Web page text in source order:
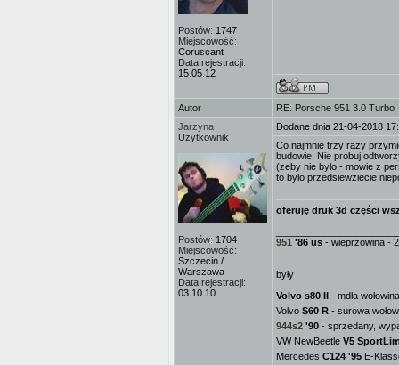
Postów: 1747
Miejscowość:
Coruscant
Data rejestracji:
15.05.12
Autor
RE: Porsche 951 3.0 Turbo
Jarzyna
Użytkownik
Postów: 1704
Miejscowość:
Szczecin /
Warszawa
Data rejestracji:
03.10.10
Dodane dnia 21-04-2018
Co najmnie trzy razy
budowie. Nie probuj
(zeby nie bylo - mowie z
to bylo przedsiewziecie
oferuję druk 3d części
951 '86 us - wieprzowina -
były
Volvo s80 II - mdła
Volvo S60 R - surowa
944s2 '90 - sprzedany,
VW NewBeetle V5
Mercedes C124 '95 E-